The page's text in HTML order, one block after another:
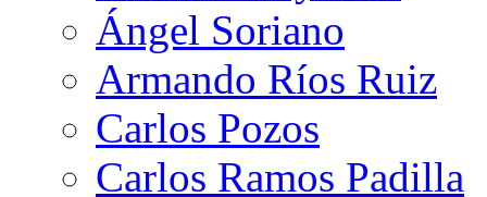
Ángel Soriano
Armando Ríos Ruiz
Carlos Pozos
Carlos Ramos Padilla